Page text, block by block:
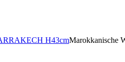
H43cmMarokkanische